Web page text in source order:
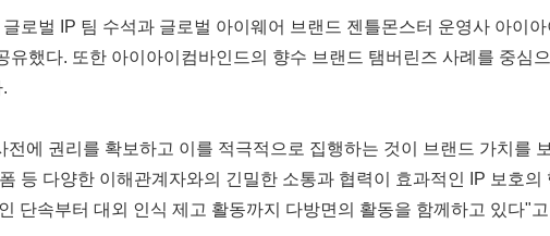
로벌 IP 팀 수석과 글로벌 아이웨어 브랜드 젠틀몬스터 운영사 아이
했다. 또한 아이아이컴바인드의 향수 브랜드 탬버린즈 사례를 중심
에 권리를 확보하고 이를 적극적으로 집행하는 것이 브랜드 가치를
등 다양한 이해관계자와의 긴밀한 소통과 협력이 효과적인 IP 보호
단속부터 대외 인식 제고 활동까지 다방면의 활동을 함께하고 있다"